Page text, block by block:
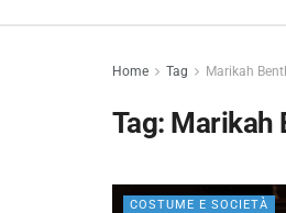
Home Tag Marikah
Tag: Marikah
COSTUME E SOCIETÀ